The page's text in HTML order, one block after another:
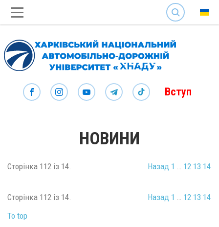
SEARCH
Вступ
НОВИНИ
Сторінка 112 із 14. Назад 1 … 12 13 14
Сторінка 112 із 14. Назад 1 12 13 14
To top